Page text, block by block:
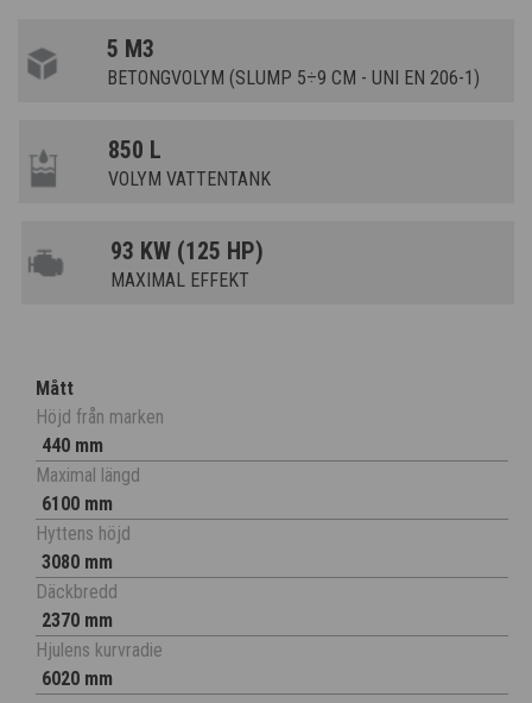
5 M3
BETONGVOLYM (SLUMP 5÷9 CM - UNI EN 206-1)
850 L
VOLYM VATTENTANK
93 KW (125 HP)
MAXIMAL EFFEKT
Mått
Höjd från marken
440 mm
Maximal längd
6100 mm
Hyttens höjd
3080 mm
Däckbredd
2370 mm
Hjulens kurvradie
6020 mm